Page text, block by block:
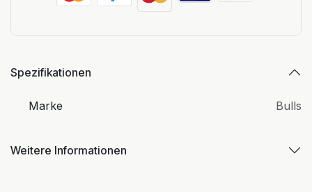
Spezifikationen
Marke Bulls
Weitere Informationen